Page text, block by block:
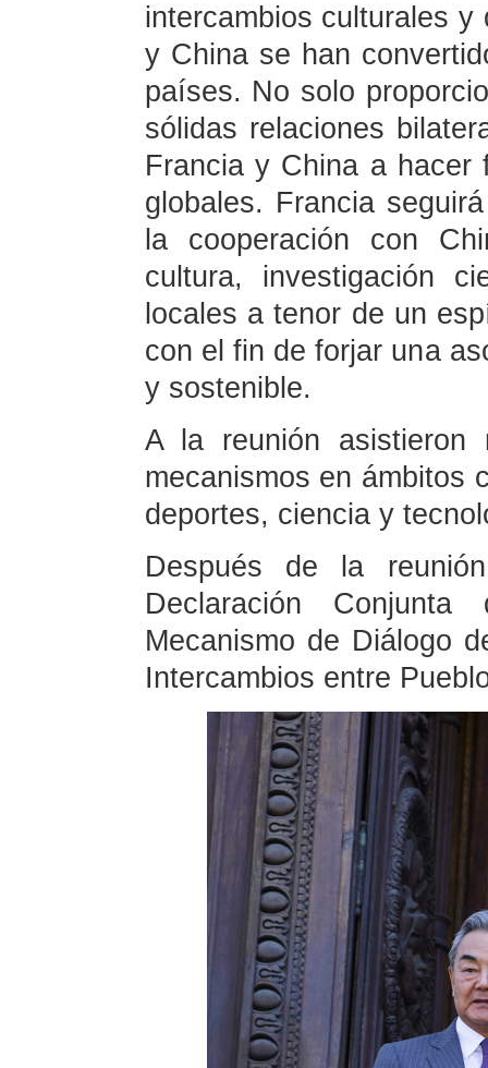
intercambios culturales
y China se han
países. No solo
sólidas relaciones
Francia y China a
globales. Francia
la cooperación con
cultura, investigación
locales a tenor de un
con el fin de forjar una
y sostenible.
A la reunión asistieron
mecanismos en ámbitos
deportes, ciencia y
Después de la
Declaración
Mecanismo de Diálogo
Intercambios entre